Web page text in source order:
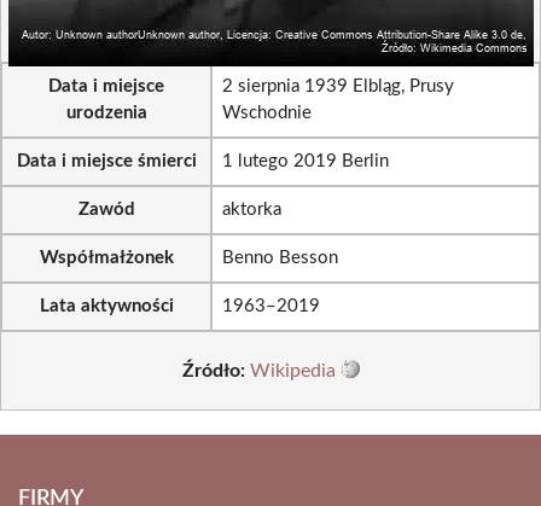
Data i miejsce
urodzenia
2 sierpnia 1939 Elbląg, Prusy
Wschodnie
Data i miejsce śmierci 1 lutego 2019 Berlin
Zawód aktorka
Współmałżonek Benno Besson
Lata aktywności 1963–2019
Źródło: Wikipedia
FIRMY